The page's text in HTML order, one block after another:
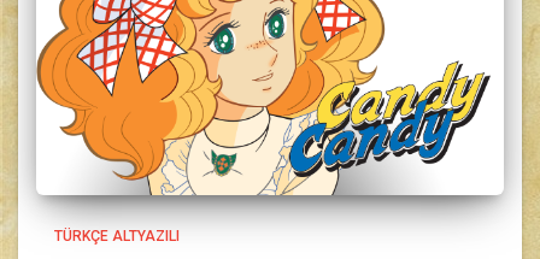
TÜRKÇE ALTYAZILI